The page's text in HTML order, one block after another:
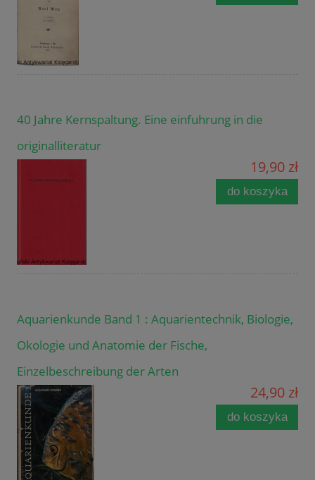
40 Jahre Kernspaltung. Eine einfuhrung in die
originalliteratur
19,90 zł
do koszyka
Aquarienkunde Band 1 : Aquarientechnik, Biologie,
Okologie und Anatomie der Fische,
Einzelbeschreibung der Arten
24,90 zł
do koszyka